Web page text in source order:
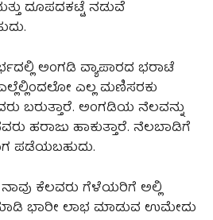
ದೂಪದಕಟ್ಟೆ ನಡುವೆ
ಅಂಗಡಿ ವ್ಯಾಪಾರದ ಭರಾಟೆ
ಎಲ್ಲ ಮಣಿಸರಕು
ಬರುತ್ತಾರೆ. ಅಂಗಡಿಯ ನೆಲವನ್ನು
ಹರಾಜು ಹಾಕುತ್ತಾರೆ. ನೆಲಬಾಡಿಗೆ
ಪಡೆಯಬಹುದು.
ನಾವು ಕೆಲವರು ಗೆಳೆಯರಿಗೆ ಅಲ್ಲಿ
ಭಾರೀ ಲಾಭ ಮಾಡುವ ಉಮೇದು